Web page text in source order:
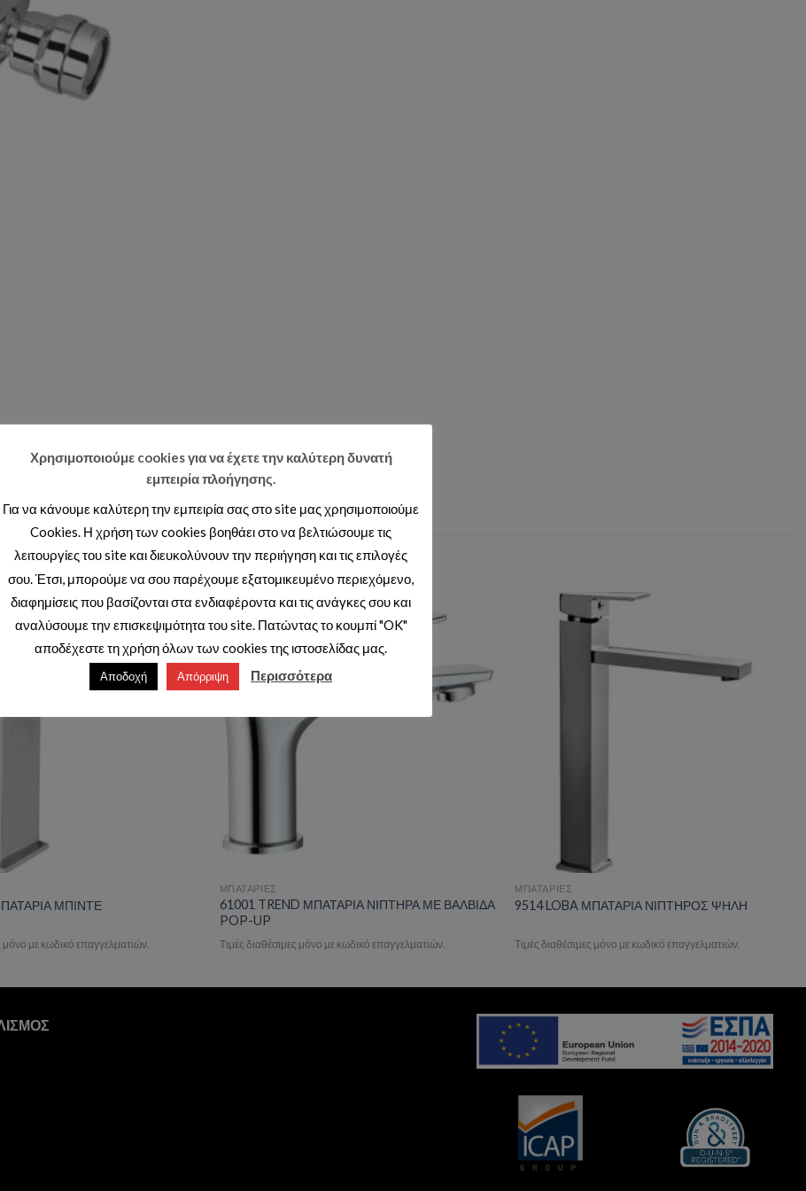
Add to wishlist
ΜΠΙΝΤΕ
μόνο με κωδικό επαγγελματιών.
ΜΠΑΤΑΡΙΕΣ
61001 TREND ΜΠΑΤΑΡΙΑ ΝΙΠΤΗΡΑ ΜΕ ΒΑΛΒΙΔΑ
POP-UP
Τιμές διαθέσιμες μόνο με κωδικό επαγγελματιών.
Add to wishlist
ΜΠΑΤΑΡΙΕΣ
9514 LOBA ΜΠΑΤΑΡΙΑ ΝΙΠΤΗΡΟΣ ΨΗΛΗ
Τιμές διαθέσιμες μόνο με κωδικό επαγγελματιών.
Χρησιμοποιούμε cookies για να έχετε την καλύτερη δυνατή
εμπειρία πλοήγησης.
Για να κάνουμε καλύτερη την εμπειρία σας στο site μας χρησιμοποιούμε
Cookies. Η χρήση των cookies βοηθάει στο να βελτιώσουμε τις
λειτουργίες του site και διευκολύνουν την περιήγηση και τις επιλογές
σου. Έτσι, μπορούμε να σου παρέχουμε εξατομικευμένο περιεχόμενο,
διαφημίσεις που βασίζονται στα ενδιαφέροντα και τις ανάγκες σου και
αναλύσουμε την επισκεψιμότητα του site. Πατώντας το κουμπί "OK"
αποδέχεστε τη χρήση όλων των cookies της ιστοσελίδας μας.
Αποδοχή Απόρριψη Περισσότερα